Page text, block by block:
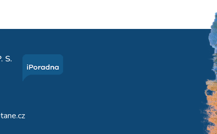
S.